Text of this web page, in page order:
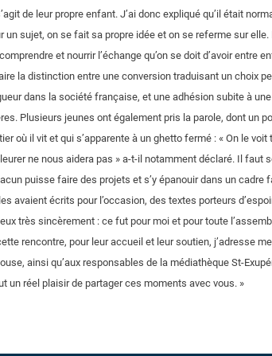
de leur propre enfant. J’ai donc expliqué qu’il était
un sujet, on se fait sa propre idée et on se referme sur elle.
et nourrir l’échange qu’on se doit d’avoir entre
la distinction entre une conversion traduisant un choix
dans la société française, et une adhésion subite à
Plusieurs jeunes ont également pris la parole, dont un
où il vit et qui s’apparente à un ghetto fermé : « On le
ne nous aidera pas » a-t-il notamment déclaré. Il faut
puisse faire des projets et s’y épanouir dans un cadre
avaient écrits pour l’occasion, des textes porteurs
très sincèrement : ce fut pour moi et pour toute
rencontre, pour leur accueil et leur soutien, j’adresse
ainsi qu’aux responsables de la médiathèque St-
un réel plaisir de partager ces moments avec vous. »